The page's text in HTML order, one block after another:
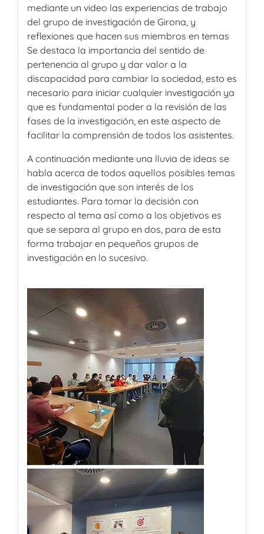
mediante un video las experiencias de trabajo
del grupo de investigación de Girona, y
reflexiones que hacen sus miembros en temas
Se destaca la importancia del sentido de
pertenencia al grupo y dar valor a la
discapacidad para cambiar la sociedad, esto es
necesario para iniciar cualquier investigación ya
que es fundamental poder a la revisión de las
fases de la investigación, en este aspecto de
facilitar la comprensión de todos los asistentes.
A continuación mediante una lluvia de ideas se
habla acerca de todos aquellos posibles temas
de investigación que son interés de los
estudiantes. Para tomar la decisión con
respecto al tema así como a los objetivos es
que se separa al grupo en dos, para de esta
forma trabajar en pequeños grupos de
investigación en lo sucesivo.